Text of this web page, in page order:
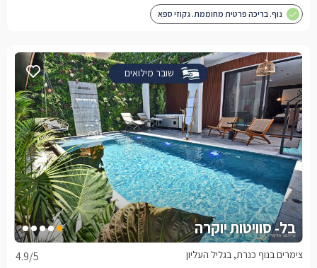
נוף. בריכה פרטית מחוממת. גקוזי ספא
שובר מילואים
בל- סוויטות יוקרה
4.9/5 צימרים בנוף כנרת, בגליל העליון